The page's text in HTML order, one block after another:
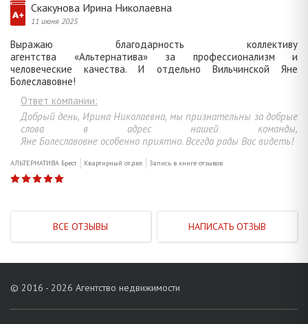
Скакунова Ирина Николаевна
11 июня 2025
Выражаю благодарность коллективу
агентства «Альтернатива» за профессионализм и
человеческие качества. И отдельно Вильчинской Яне
Болеславовне!
Ответ компании:
Добрый день, Ирина Николаевна, мы признательны за добрые
слова в адрес нашей команды,
Яне Болеславовне особенно приятно. Всегда рады Вас видеть!
АЛЬТЕРНАТИВА Брест Квартирный отдел Запись в книге отзывов
ВСЕ ОТЗЫВЫ НАПИСАТЬ ОТЗЫВ
© 2016 - 2026 Агентство недвижимости